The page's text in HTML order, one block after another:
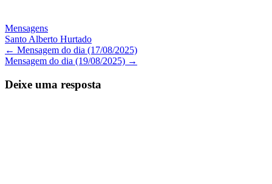
Mensagens
Santo Alberto Hurtado
Navegação
de
Posts
← Mensagem do dia (17/08/2025)
Mensagem do dia (19/08/2025) →
Deixe uma resposta